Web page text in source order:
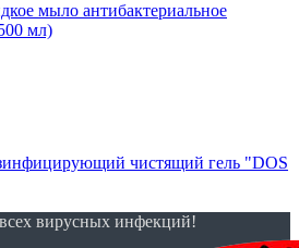
мыло антибактериальное
мл)
чистящий гель "DOS
вирусных инфекций!